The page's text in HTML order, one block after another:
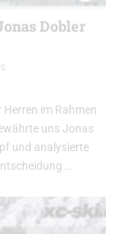
Dobler
im Rahmen
uns Jonas
und analysierte
…